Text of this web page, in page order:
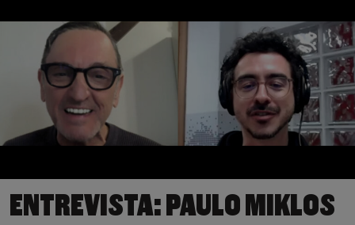
ENTREVISTA: PAULO MIKLOS